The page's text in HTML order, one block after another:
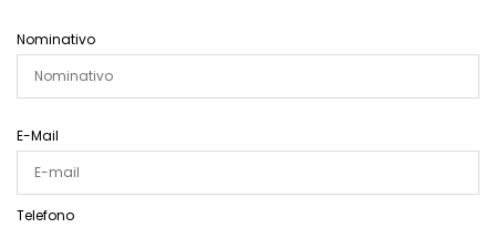
Nominativo
E-Mail
Telefono